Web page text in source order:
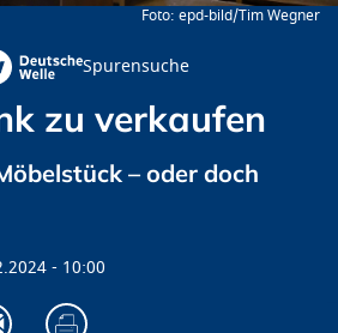
epd-bild/Tim Wegner
Spurensuche
zu verkaufen
– oder doch
10:00